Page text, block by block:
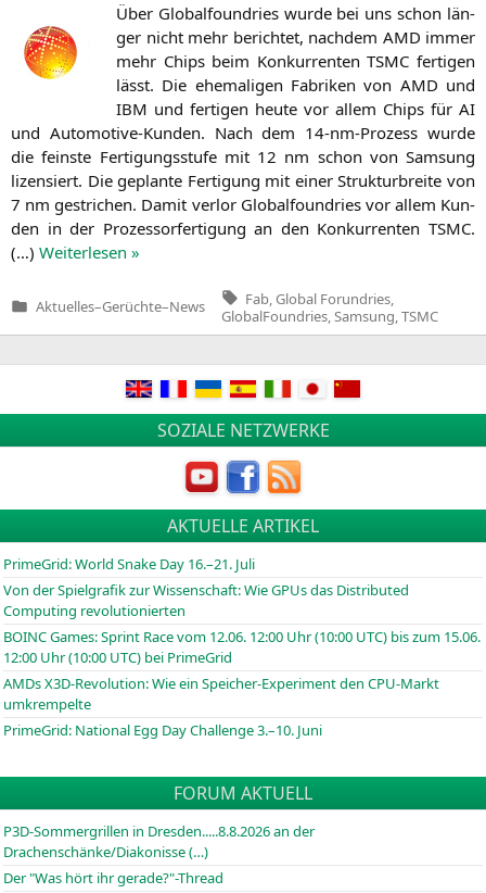
Über Glo­bal­found­ries wur­de bei uns schon län­
ger nicht mehr berich­tet, nach­dem AMD immer
mehr Chips beim Kon­kur­ren­tenTSMC fer­ti­gen
lässt. Die ehe­ma­li­gen Fabri­ken von AMD und
IBM und fer­ti­gen heu­te vor allem Chips für AI
und Auto­mo­ti­ve-Kun­den. Nach dem 14-nm-Pro­zess wur­de
die feins­te Fer­ti­gungs­stu­fe mit 12 nm schon von Sam­sung
lizen­siert. Die geplan­te Fer­ti­gung mit einer Struk­tur­brei­te von
7 nm gestri­chen. Damit ver­lor Glo­bal­found­ries vor allem Kun­
den in der Pro­zes­sor­fer­ti­gung an den Kon­kur­ren­ten TSMC.
(…) Wei­ter­le­sen »
Veröffentlicht
Aktuelles–Gerüchte–News
Tags:
Fab Global Forundries
GlobalFoundries, Samsung TSMC
SOZIALE NETZWERKE
AKTUELLE ARTIKEL
PrimeGrid: World Snake Day 16.–21. Juli
Von der Spielgrafik zur Wissenschaft: Wie GPUs das Distributed
Computing revolutionierten
BOINCGames: Sprint Race vom 12.06. 12:00 Uhr (10:00 UTC) bis zum 15.06.
12:00 Uhr (10:00 UTC) bei PrimeGrid
AMDs X3D-Revolution: Wie ein Speicher-Experiment den CPU-Markt
umkrempelte
PrimeGrid: National Egg Day Challenge 3.–10. Juni
FORUM AKTUELL
P3D-Sommergrillen in Dresden.....8.8.2026 an der
Drachenschänke/Diakonisse (…)
Der "Was hört ihr gerade?"-Thread